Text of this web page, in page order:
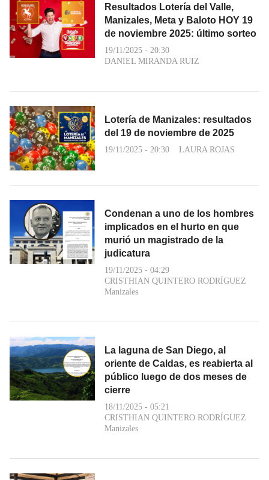
Resultados Lotería del Valle,
Manizales, Meta y Baloto HOY 19
de noviembre 2025: último sorteo
19/11/2025 - 20:30
DANIEL MIRANDA RUIZ
Lotería de Manizales: resultados
del 19 de noviembre de 2025
19/11/2025 - 20:30 LAURA ROJAS
Condenan a uno de los hombres
implicados en el hurto en que
murió un magistrado de la
judicatura
19/11/2025 - 04:29
CRISTHIAN QUINTERO RODRÍGUEZ
Manizales
La laguna de San Diego, al
oriente de Caldas, es reabierta al
público luego de dos meses de
cierre
18/11/2025 - 05:21
CRISTHIAN QUINTERO RODRÍGUEZ
Manizales